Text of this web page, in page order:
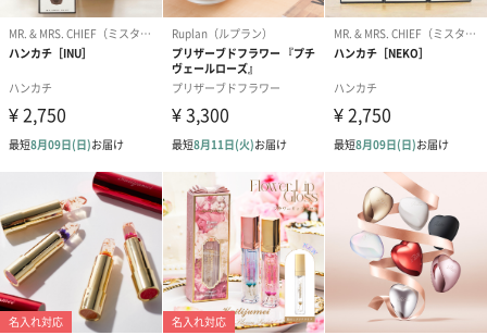
ハンドクリーム3本セッ
ト【ありがとう】
シャワージェル＆ハン
ドクリーム（ピンクグ
（2,145円）
シャワージェ
ドクリーム（
円）
リラックスグッズ
リラックスグッズを同梱してお届けします。